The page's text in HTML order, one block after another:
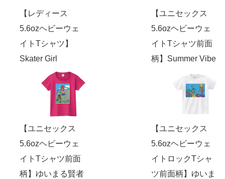
【レディース
5.6ozヘビーウェ
イトTシャツ】
Skater Girl
【ユニセックス
5.6ozヘビーウェ
イトTシャツ前面
柄】Summer Vibe
【ユニセックス
5.6ozヘビーウェ
イトTシャツ前面
柄】ゆいまる賢者
【ユニセックス
5.6ozヘビーウェ
イトロックTシャ
ツ前面柄】ゆいま